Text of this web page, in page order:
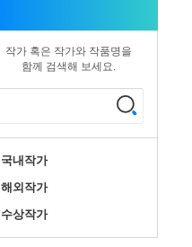
작가 혹은 작가와 작품명을
함께 검색해 보세요.
국내작가
해외작가
수상작가